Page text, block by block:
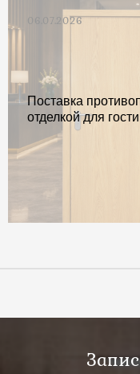
06.07.2026
Поставка
отделкой для